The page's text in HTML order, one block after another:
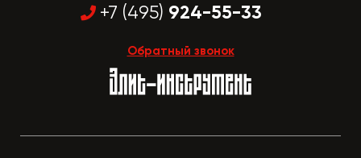
+7 (495) 924-55-33
Обратный звонок